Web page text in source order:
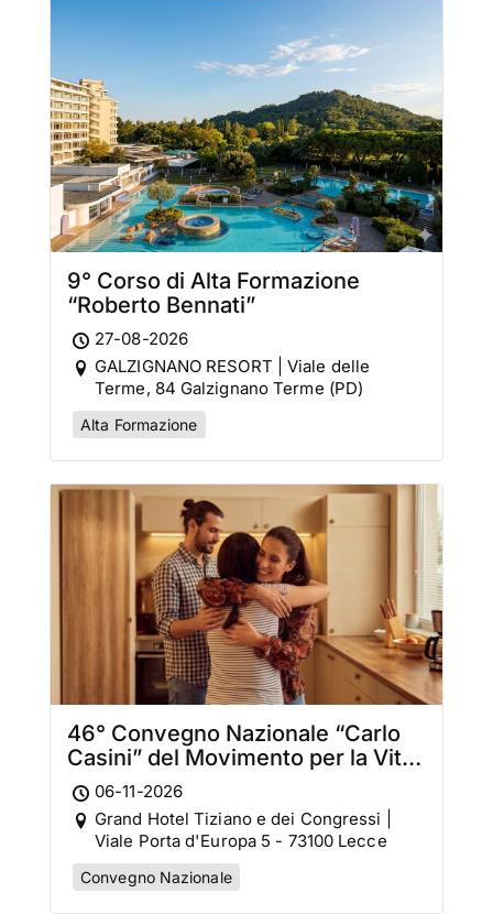
9° Corso di Alta Formazione
“Roberto Bennati”
27-08-2026
GALZIGNANO RESORT | Viale delle
Terme, 84 Galzignano Terme (PD)
Alta Formazione
46° Convegno Nazionale “Carlo
Casini” del Movimento per la Vita
Italiano
06-11-2026
Grand Hotel Tiziano e dei Congressi |
Viale Porta d'Europa 5 - 73100 Lecce
Convegno Nazionale